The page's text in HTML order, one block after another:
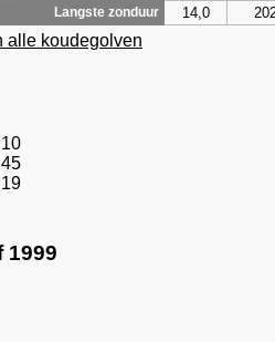
Langste zonduur 14,0
alle koudegolven
1999